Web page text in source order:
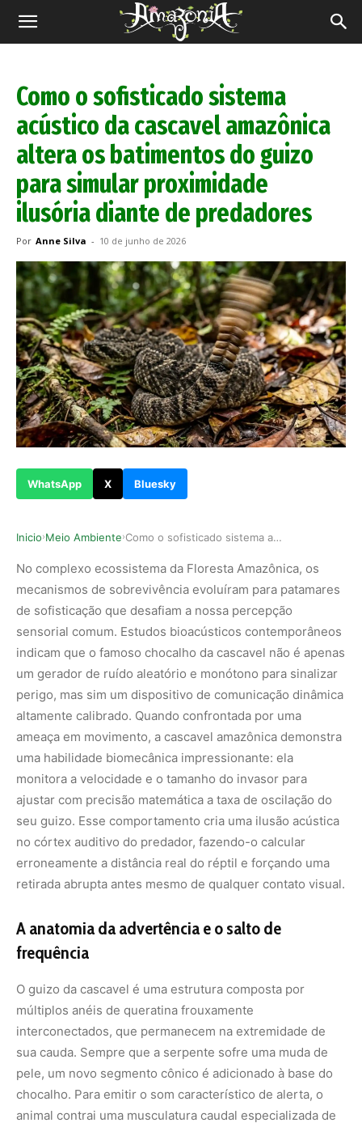
Revista
Como o sofisticado sistema
acústico da cascavel amazônica
altera os batimentos do guizo
para simular proximidade
ilusória diante de predadores
Por Anne Silva - 10 de junho de 2026
WhatsApp X Bluesky
Inicio›Meio Ambiente› Como o sofisticado sistema acústico da cascavel…
No complexo ecossistema da Floresta Amazônica, os
mecanismos de sobrevivência evoluíram para patamares
de sofisticação que desafiam a nossa percepção
sensorial comum. Estudos bioacústicos contemporâneos
indicam que o famoso chocalho da cascavel não é apenas
um gerador de ruído aleatório e monótono para sinalizar
perigo, mas sim um dispositivo de comunicação dinâmica
altamente calibrado. Quando confrontada por uma
ameaça em movimento, a cascavel amazônica demonstra
uma habilidade biomecânica impressionante: ela
monitora a velocidade e o tamanho do invasor para
ajustar com precisão matemática a taxa de oscilação do
seu guizo. Esse comportamento cria uma ilusão acústica
no córtex auditivo do predador, fazendo-o calcular
erroneamente a distância real do réptil e forçando uma
retirada abrupta antes mesmo de qualquer contato visual.
A anatomia da advertência e o salto de
frequência
O guizo da cascavel é uma estrutura composta por
múltiplos anéis de queratina frouxamente
interconectados, que permanecem na extremidade de
sua cauda. Sempre que a serpente sofre uma muda de
pele, um novo segmento cônico é adicionado à base do
chocalho. Para emitir o som característico de alerta, o
animal contrai uma musculatura caudal especializada de